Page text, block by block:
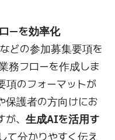
ーを効率化
どの参加募集要項を
務フローを作成しま
項のフォーマットが
保護者の方向けにお
、 生成AIを活用す
て分かりやすく伝え